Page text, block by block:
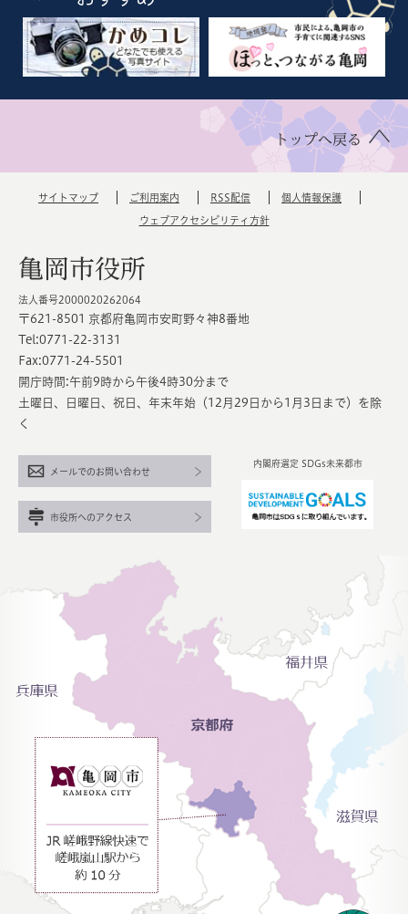
トップへ戻る
サイトマップ ご利用案内 RSS配信 個人情報保護
ウェブアクセシビリティ方針
亀岡市役所
法人番号2000020262064
〒621-8501 京都府亀岡市安町野々神8番地
Tel:0771-22-3131
Fax:0771-24-5501
開庁時間:午前9時から午後4時30分まで
土曜日、日曜日、祝日、年末年始（12月29日から1月3日まで）を除
く
内閣府選定 SDGs未来都市
メールでのお問い合わせ
市役所へのアクセス